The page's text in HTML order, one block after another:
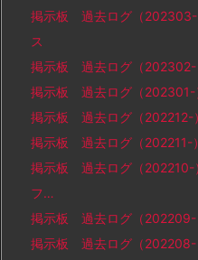
掲示板 過去ログ（202303-
ス
掲示板 過去ログ（202302-
掲示板 過去ログ（202301-
掲示板 過去ログ（202212-
掲示板 過去ログ（202211-
掲示板 過去ログ（202210-
フ…
掲示板 過去ログ（202209-
掲示板 過去ログ（202208-